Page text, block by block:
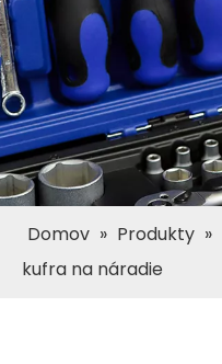
Domov » Produkty »
kufra na náradie